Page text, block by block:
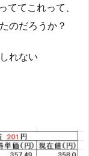
ててこれって、
のだろうか？
れない